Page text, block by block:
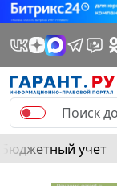
Бюджетный учет